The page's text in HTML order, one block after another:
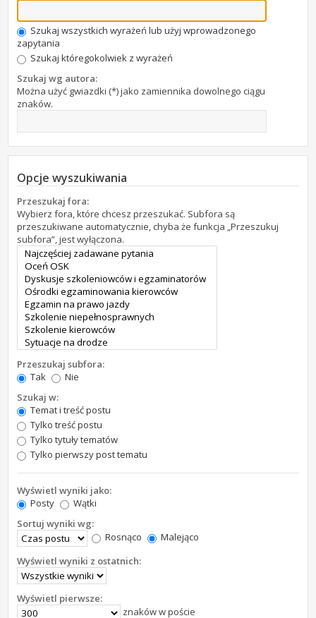
Szukaj wszystkich wyrażeń lub użyj wprowadzonego
zapytania
Szukaj któregokolwiek z wyrażeń
Szukaj wg autora:
Można użyć gwiazdki (*) jako zamiennika dowolnego ciągu
znaków.
Opcje wyszukiwania
Przeszukaj fora:
Wybierz fora, które chcesz przeszukać. Subfora są
przeszukiwane automatycznie, chyba że funkcja „Przeszukuj
subfora”, jest wyłączona.
Przeszukaj subfora:
Tak
Nie
Szukaj w:
Temat i treść postu
Tylko treść postu
Tylko tytuły tematów
Tylko pierwszy post tematu
Wyświetl wyniki jako:
Posty
Wątki
Sortuj wyniki wg:
Rosnąco
Malejąco
Wyświetl wyniki z ostatnich:
Wyświetl pierwsze:
znaków w poście